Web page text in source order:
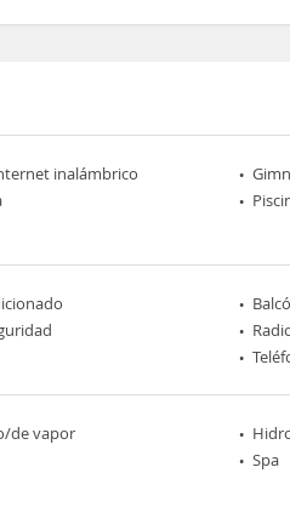
inalámbrico
de vapor
Spa